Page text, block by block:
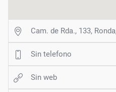
Cam. de Rda., 133,
Sin telefono
Sin web